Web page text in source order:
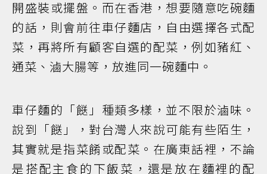
開盛裝或擺盤。而在香港，想要隨意吃碗麵
的話，則會前往車仔麵店，自由選擇各式配
菜，再將所有顧客自選的配菜，例如豬紅、
通菜、滷大腸等，放進同一碗麵中。
車仔麵的「餸」種類多樣，並不限於滷味。
說到「餸」，對台灣人來說可能有些陌生，
其實就是指菜餚或配菜。在廣東話裡，不論
是搭配主食的下飯菜，還是放在麵裡的配